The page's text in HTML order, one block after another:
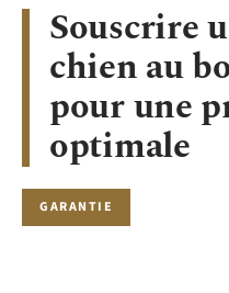
Souscrire
chien au
pour une
optimale
GARANTIE